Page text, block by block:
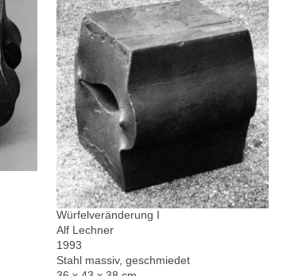
Würfelveränderung I
Alf Lechner
1993
Stahl massiv, geschmiedet